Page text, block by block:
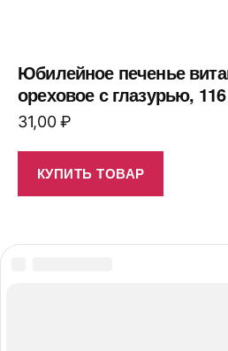
Юбилейное печенье
ореховое с глазурью, 116
31,00₽
КУПИТЬ ТОВАР